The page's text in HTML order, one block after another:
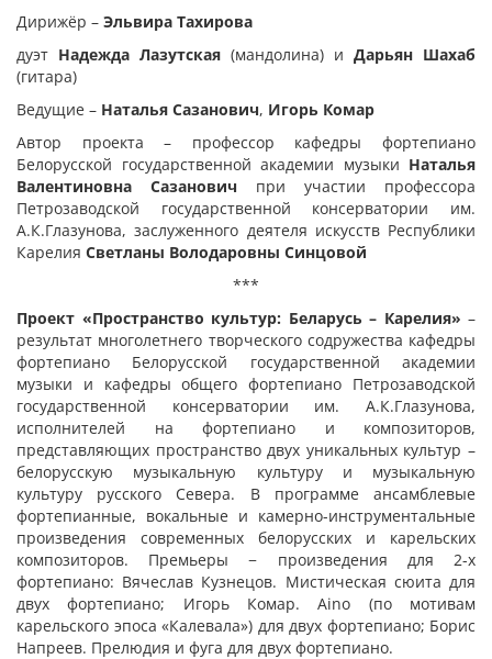
Дирижёр – Эльвира Тахирова
дуэт Надежда Лазутская (мандолина) и Дарьян Шахаб
(гитара)
Ведущие – Наталья Сазанович, Игорь Комар
Автор проекта – профессор кафедры фортепиано
Белорусской государственной академии музыки Наталья
Валентиновна Сазанович при участии профессора
Петрозаводской государственной консерватории им.
А.К.Глазунова, заслуженного деятеля искусств Республики
Карелия Светланы Володаровны Синцовой
***
Проект «Пространство культур: Беларусь – Карелия» –
результат многолетнего творческого содружества кафедры
фортепиано Белорусской государственной академии
музыки и кафедры общего фортепиано Петрозаводской
государственной консерватории им. А.К.Глазунова,
исполнителей на фортепиано и композиторов,
представляющих пространство двух уникальных культур –
белорусскую музыкальную культуру и музыкальную
культуру русского Севера. В программе ансамблевые
фортепианные, вокальные и камерно-инструментальные
произведения современных белорусских и карельских
композиторов. Премьеры − произведения для 2-х
фортепиано: Вячеслав Кузнецов. Мистическая сюита для
двух фортепиано; Игорь Комар. Aino (по мотивам
карельского эпоса «Калевала») для двух фортепиано; Борис
Напреев. Прелюдия и фуга для двух фортепиано.